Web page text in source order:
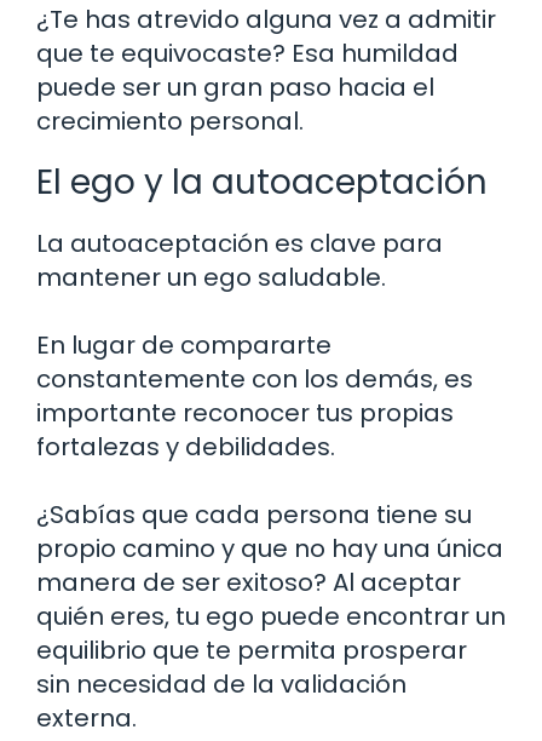
¿Te has atrevido alguna vez a admitir
que te equivocaste? Esa humildad
puede ser un gran paso hacia el
crecimiento personal.
El ego y la autoaceptación
La autoaceptación es clave para
mantener un ego saludable.
En lugar de compararte
constantemente con los demás, es
importante reconocer tus propias
fortalezas y debilidades.
¿Sabías que cada persona tiene su
propio camino y que no hay una única
manera de ser exitoso? Al aceptar
quién eres, tu ego puede encontrar un
equilibrio que te permita prosperar
sin necesidad de la validación
externa.